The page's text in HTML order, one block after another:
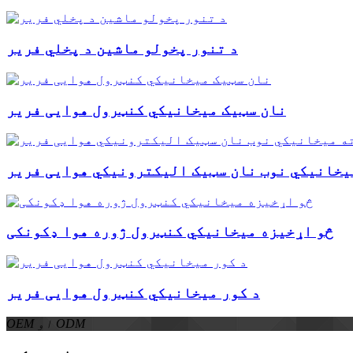
د تنور پخولو ماشین د پخلي فریر
نان سټیک میخانیکي کنټرول هوایی فریر
نوب نان سټیک الیکترونیکي هوایی فریر
څو اړخیزه میخانیکي کنټرول ژوره هوا ډکونکی
د کور میخانیکي کنټرول هوایی فریر
OEM او ODM